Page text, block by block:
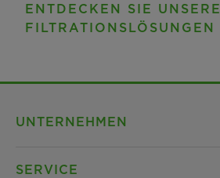
ENTDECKEN SIE UNSERE
FILTRATIONSLÖSUNGEN
UNTERNEHMEN
SERVICE